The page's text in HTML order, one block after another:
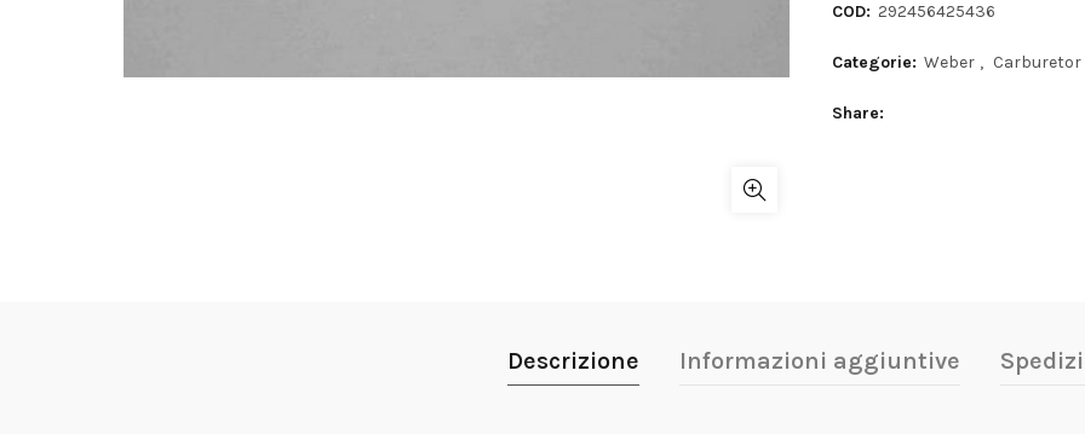
COD: 292456425436
Categorie: Weber ,
Share
Descrizione Informazioni aggiuntive